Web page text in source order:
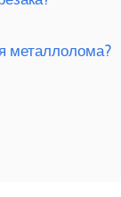
металлолома?